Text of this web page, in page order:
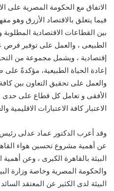
الاتفاق مع الحكومة المصرية على
فيما يتعلق بالاقتصاد الأزرق وهو
بين القطاعات الاقتصادية
الطبيعى ، والعمل على توفير فرص
إقتصادية ، ويشمل مجموعة من
إعادة الحياة الطبيعية، مؤكدةً
والعمل على تحقيق التعاون بين
الأفقى و تعامل كل قطاع على
الاعتبار كافة الاعتبارات الاقليمية
وقد أعرب الدكتور عماد عدلى رئيس
عن أهمية مشروع تحسين هواء
البيئة بالقاهرة الكبرى ، وعن
والحكومة المصرية وخاصة وزارة
البيئة لدى الكثير عن المعتقد